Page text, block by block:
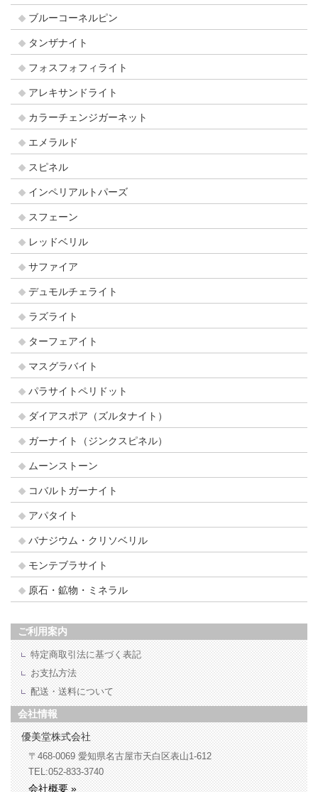
ブルーコーネルピン
タンザナイト
フォスフォフィライト
アレキサンドライト
カラーチェンジガーネット
エメラルド
スピネル
インペリアルトパーズ
スフェーン
レッドベリル
サファイア
デュモルチェライト
ラズライト
ターフェアイト
マスグラバイト
パラサイトペリドット
ダイアスポア（ズルタナイト）
ガーナイト（ジンクスピネル）
ムーンストーン
コバルトガーナイト
アパタイト
バナジウム・クリソベリル
モンテブラサイト
原石・鉱物・ミネラル
ご利用案内
特定商取引法に基づく表記
お支払方法
配送・送料について
会社情報
優美堂株式会社
〒468-0069 愛知県名古屋市天白区表山1-612
TEL:052-833-3740
会社概要 »